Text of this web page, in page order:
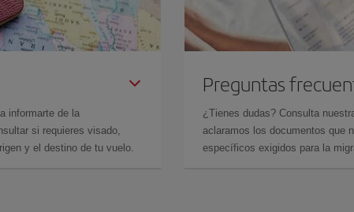
informarte de la
si requieres visado,
y el destino de tu vuelo.
Preguntas
¿Tienes dudas? Consulta
aclaramos los documentos que
específicos exigidos para la